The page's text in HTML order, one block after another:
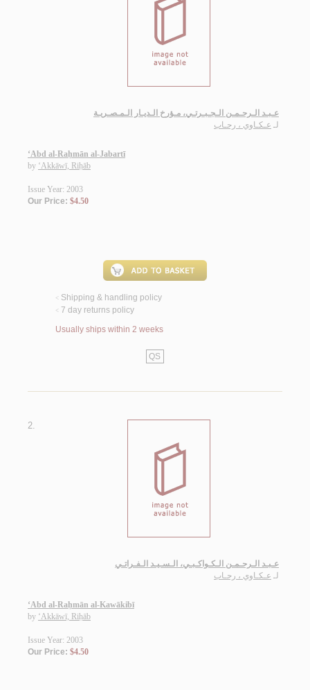
عـبـد الـرحـمـن الـجـبـرتـي، مـؤرخ الـديـار الـمـصـريـة
لـ عـكـاوي ، رحـاب
‘Abd al-Raḥmān al-Jabartī
by ‘Akkāwī, Riḥāb
Issue Year: 2003
Our Price: $4.50
< Shipping & handling policy
< 7 day returns policy
Usually ships within 2 weeks
QS
2.
عـبـد الـرحـمـن الـكـواكـبـي، الـسـيـد الـفـراتـي
لـ عـكـاوي ، رحـاب
‘Abd al-Raḥmān al-Kawākibī
by ‘Akkāwī, Riḥāb
Issue Year: 2003
Our Price: $4.50